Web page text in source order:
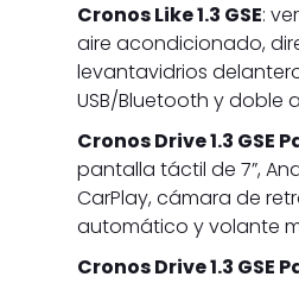
Cronos Like 1.3 GSE:
aire acondicionado,
levantavidrios
USB/Bluetooth y doble
Cronos Drive 1.3 GSE
pantalla táctil de 7”,
CarPlay, cámara de
automático y volante
Cronos Drive 1.3 GSE